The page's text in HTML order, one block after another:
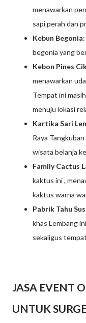
menawarkan
sapi perah dan
Kebun Begonia
begonia yang
Kebon Pines
menawarkan
Tempat ini
menuju lokasi
Kartika Sari
Raya
wisata belanja
Family Cactus
kaktus ini ,
kaktus warna
Pabrik Tahu
khas Lembang
sekaligus
JASA EVENT
UNTUK